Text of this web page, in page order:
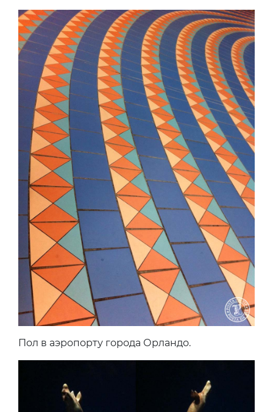
Пол в аэропорту города Орландо.